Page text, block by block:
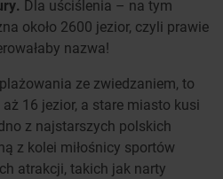
Dla uściślenia – na tym
około 2600 jezior, czyli prawie
nazwa!
ze zwiedzaniem, to
16 jezior, a stare miasto kusi
z najstarszych polskich
z kolei miłośnicy sportów
atrakcji, takich jak narty